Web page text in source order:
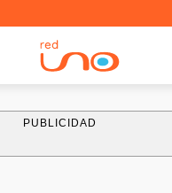
PUBLICIDAD